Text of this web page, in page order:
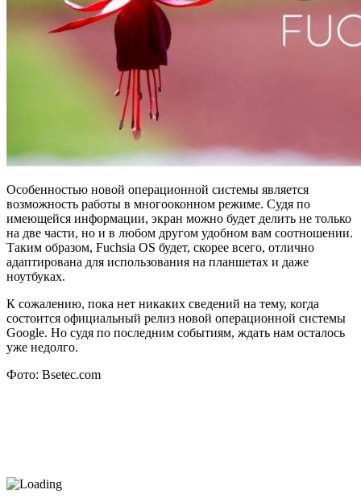
Особенностью новой операционной системы является
возможность работы в многооконном режиме. Судя по
имеющейся информации, экран можно будет делить не только
на две части, но и в любом другом удобном вам соотношении.
Таким образом, Fuchsia OS будет, скорее всего, отлично
адаптирована для использования на планшетах и даже
ноутбуках.
К сожалению, пока нет никаких сведений на тему, когда
состоится официальный релиз новой операционной системы
Google. Но судя по последним событиям, ждать нам осталось
уже недолго.
Фото: Bsetec.com